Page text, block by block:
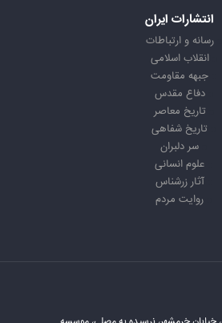
انتشارات ایران
رسانه و ارتباطات
انقلاب اسلامی
جبهه مقاومت
دفاع مقدس
تاریخ معاصر
تاریخ شفاهی
سر دلبران
علوم انسانی
آثار زرشناس
روایت مردم